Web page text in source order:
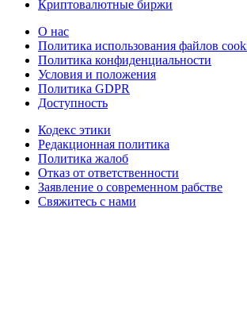
Криптовалютные биржи
О нас
Политика использования файлов
Политика конфиденциальности
Условия и положения
Политика GDPR
Доступность
Кодекс этики
Редакционная политика
Политика жалоб
Отказ от ответственности
Заявление о современном рабстве
Свяжитесь с нами